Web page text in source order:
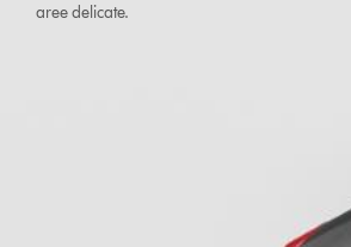
aree delicate.